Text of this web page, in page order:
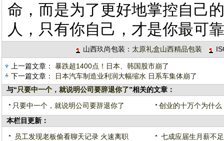
命，而是为了更好地掌控自己
人，只有你自己，才是你最可
山西玖尚包装： 太原礼盒山西精品包装
上一篇文章： 暴跌超1400点！日本、韩国股市崩了
下一篇文章：
日本汽车制造业利润大幅缩水 日系车集体崩了
与“只要中一个，就说明公司要辞退你了”相关的文章：
只要中一个，就说明公司要辞退你了
创业的十万个为什么
本栏目更新：
员工发现老板偷看聊天记录 火速离职
七成应届生月薪不